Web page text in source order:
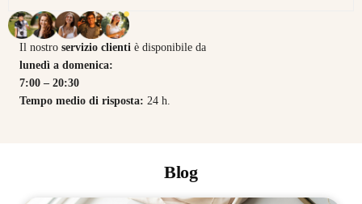
Il nostro servizio clienti è disponibile da
lunedì a domenica:
7:00 – 20:30
Tempo medio di risposta: 24 h.
Blog